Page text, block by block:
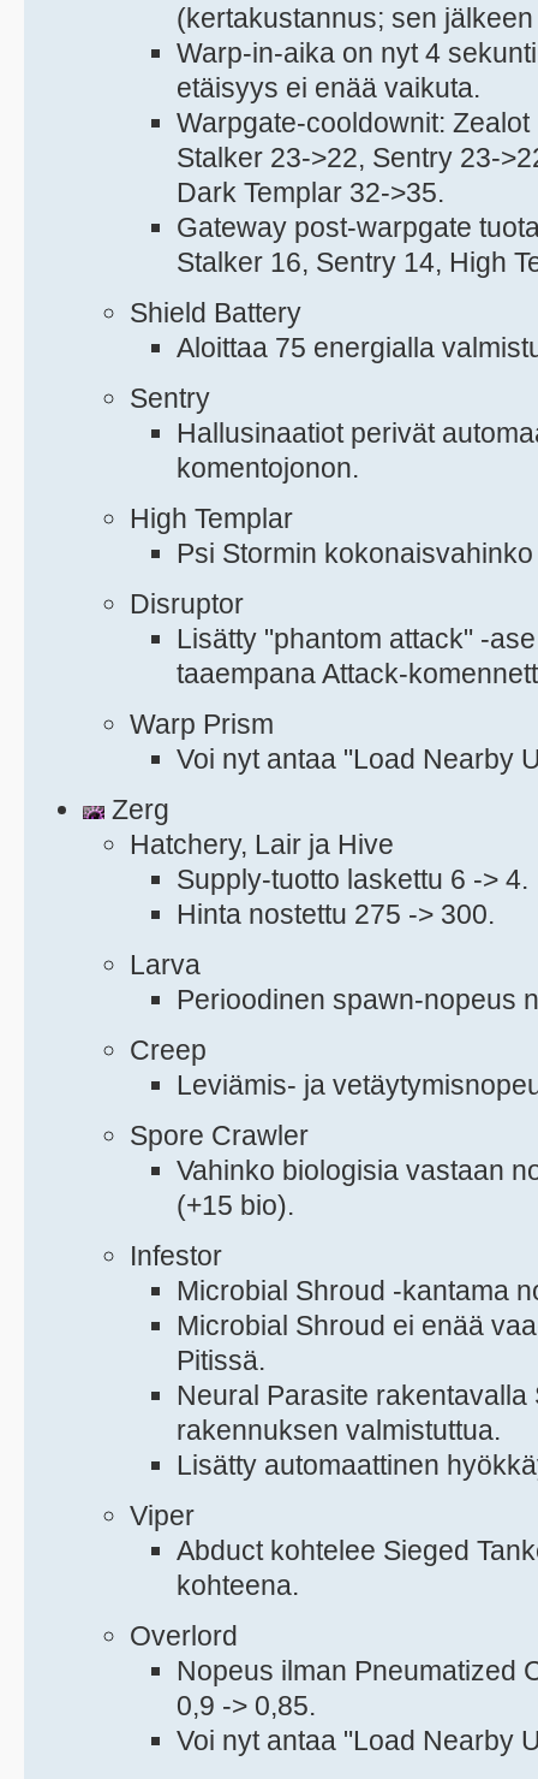
(kertakustannus; sen
Warp-in-aika on nyt 4
etäisyys ei enää vaikuta.
Warpgate-cooldownit:
Stalker 23->22, Sentry 23-
Dark Templar 32->35.
Gateway post-warpgate
Stalker 16, Sentry 14, High
Shield Battery
Aloittaa 75 energialla
Sentry
Hallusinaatiot perivät
komentojonon.
High Templar
Psi Stormin
Disruptor
Lisätty "phantom attack" -
taaempana Attack-
Warp Prism
Voi nyt antaa "Load Nearby
Zerg
Hatchery, Lair ja Hive
Supply-tuotto laskettu 6 -> 4.
Hinta nostettu 275 -> 300.
Larva
Perioodinen spawn-nopeus
Creep
Leviämis- ja
Spore Crawler
Vahinko biologisia vastaan
(+15 bio).
Infestor
Microbial Shroud -kantama
Microbial Shroud ei enää
Pitissä.
Neural Parasite
rakennuksen valmistuttua.
Lisätty automaattinen
Viper
Abduct kohtelee Sieged
kohteena.
Overlord
Nopeus ilman Pneumatized
0,9 -> 0,85.
Voi nyt antaa "Load Nearby